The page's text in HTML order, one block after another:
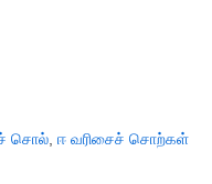
சொல், ஈ வரிசைச் சொற்கள்